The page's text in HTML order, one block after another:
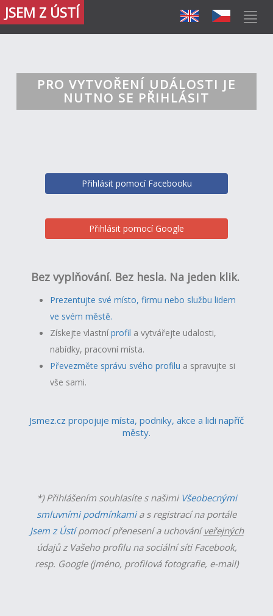
JSEM Z ÚSTÍ
PRO VYTVOŘENÍ UDÁLOSTI JE
NUTNO SE PŘIHLÁSIT
Přihlásit pomocí Facebooku
Přihlásit pomocí Google
Bez vyplňování. Bez hesla. Na jeden klik.
Prezentujte své místo, firmu nebo službu lidem
ve svém městě.
Získejte vlastníprofil a vytvářejte udalosti,
nabídky, pracovní místa.
Převezměte správu svého profilu a spravujte si
vše sami.
Jsmez.cz propojuje místa, podniky, akce a lidi napříč
městy.
*) Přihlášením souhlasíte s našimi Všeobecnými
smluvními podmínkamia s registrací na portále
Jsem z Ústípomocí přenesení a uchováníveřejných
údajů z Vašeho profilu na sociální síti Facebook,
resp. Google (jméno, profilová fotografie, e-mail)